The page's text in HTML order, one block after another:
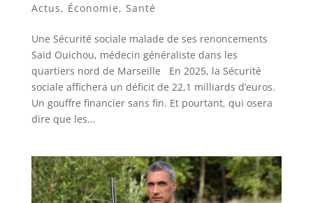
Actus, Économie, Santé
Une Sécurité sociale malade de ses renoncements
Said Ouichou, médecin généraliste dans les
quartiers nord de Marseille En 2025, la Sécurité
sociale affichera un déficit de 22,1 milliards d’euros.
Un gouffre financier sans fin. Et pourtant, qui osera
dire que les...